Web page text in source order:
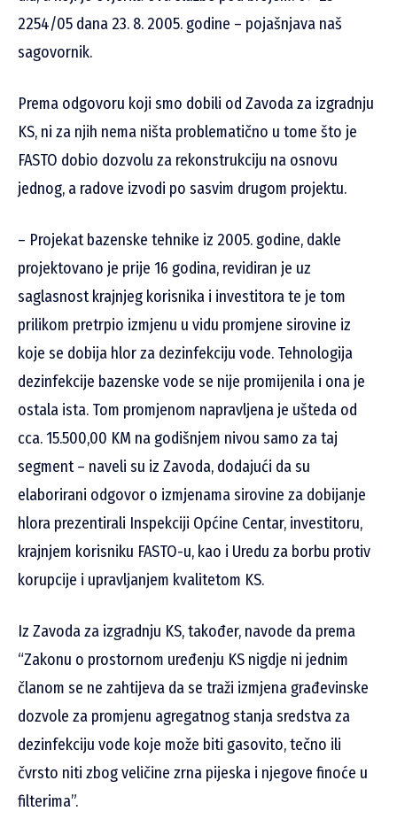
2254/05 dana 23. 8. 2005. godine – pojašnjava naš
sagovornik.
Prema odgovoru koji smo dobili od Zavoda za izgradnju
KS, ni za njih nema ništa problematično u tome što je
FASTO dobio dozvolu za rekonstrukciju na osnovu
jednog, a radove izvodi po sasvim drugom projektu.
– Projekat bazenske tehnike iz 2005. godine, dakle
projektovano je prije 16 godina, revidiran je uz
saglasnost krajnjeg korisnika i investitora te je tom
prilikom pretrpio izmjenu u vidu promjene sirovine iz
koje se dobija hlor za dezinfekciju vode. Tehnologija
dezinfekcije bazenske vode se nije promijenila i ona je
ostala ista. Tom promjenom napravljena je ušteda od
cca. 15.500,00 KM na godišnjem nivou samo za taj
segment – naveli su iz Zavoda, dodajući da su
elaborirani odgovor o izmjenama sirovine za dobijanje
hlora prezentirali Inspekciji Općine Centar, investitoru,
krajnjem korisniku FASTO-u, kao i Uredu za borbu protiv
korupcije i upravljanjem kvalitetom KS.
Iz Zavoda za izgradnju KS, također, navode da prema
“Zakonu o prostornom uređenju KS nigdje ni jednim
članom se ne zahtijeva da se traži izmjena građevinske
dozvole za promjenu agregatnog stanja sredstva za
dezinfekciju vode koje može biti gasovito, tečno ili
čvrsto niti zbog veličine zrna pijeska i njegove finoće u
filterima”.